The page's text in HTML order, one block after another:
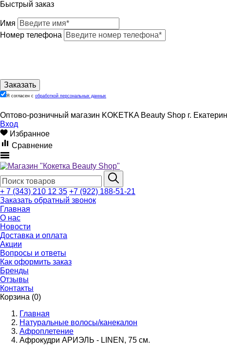
Быстрый заказ
Имя
Номер телефона
Я согласен с обработкой персональных данных
Оптово-розничный магазин KOKETKA Beauty Shop г.
Вход
Избранное
Сравнение
+ 7 (343) 210 12 35 +7 (922) 188-51-21
Заказать обратный звонок
Главная
О нас
Новости
Доставка и оплата
Акции
Вопросы и ответы
Как оформить заказ
Бренды
Отзывы
Контакты
Корзина (0)
Главная
Натуральные волосы/канекалон
Афроплетение
Афрокудри АРИЭЛЬ - LINEN, 75 см.